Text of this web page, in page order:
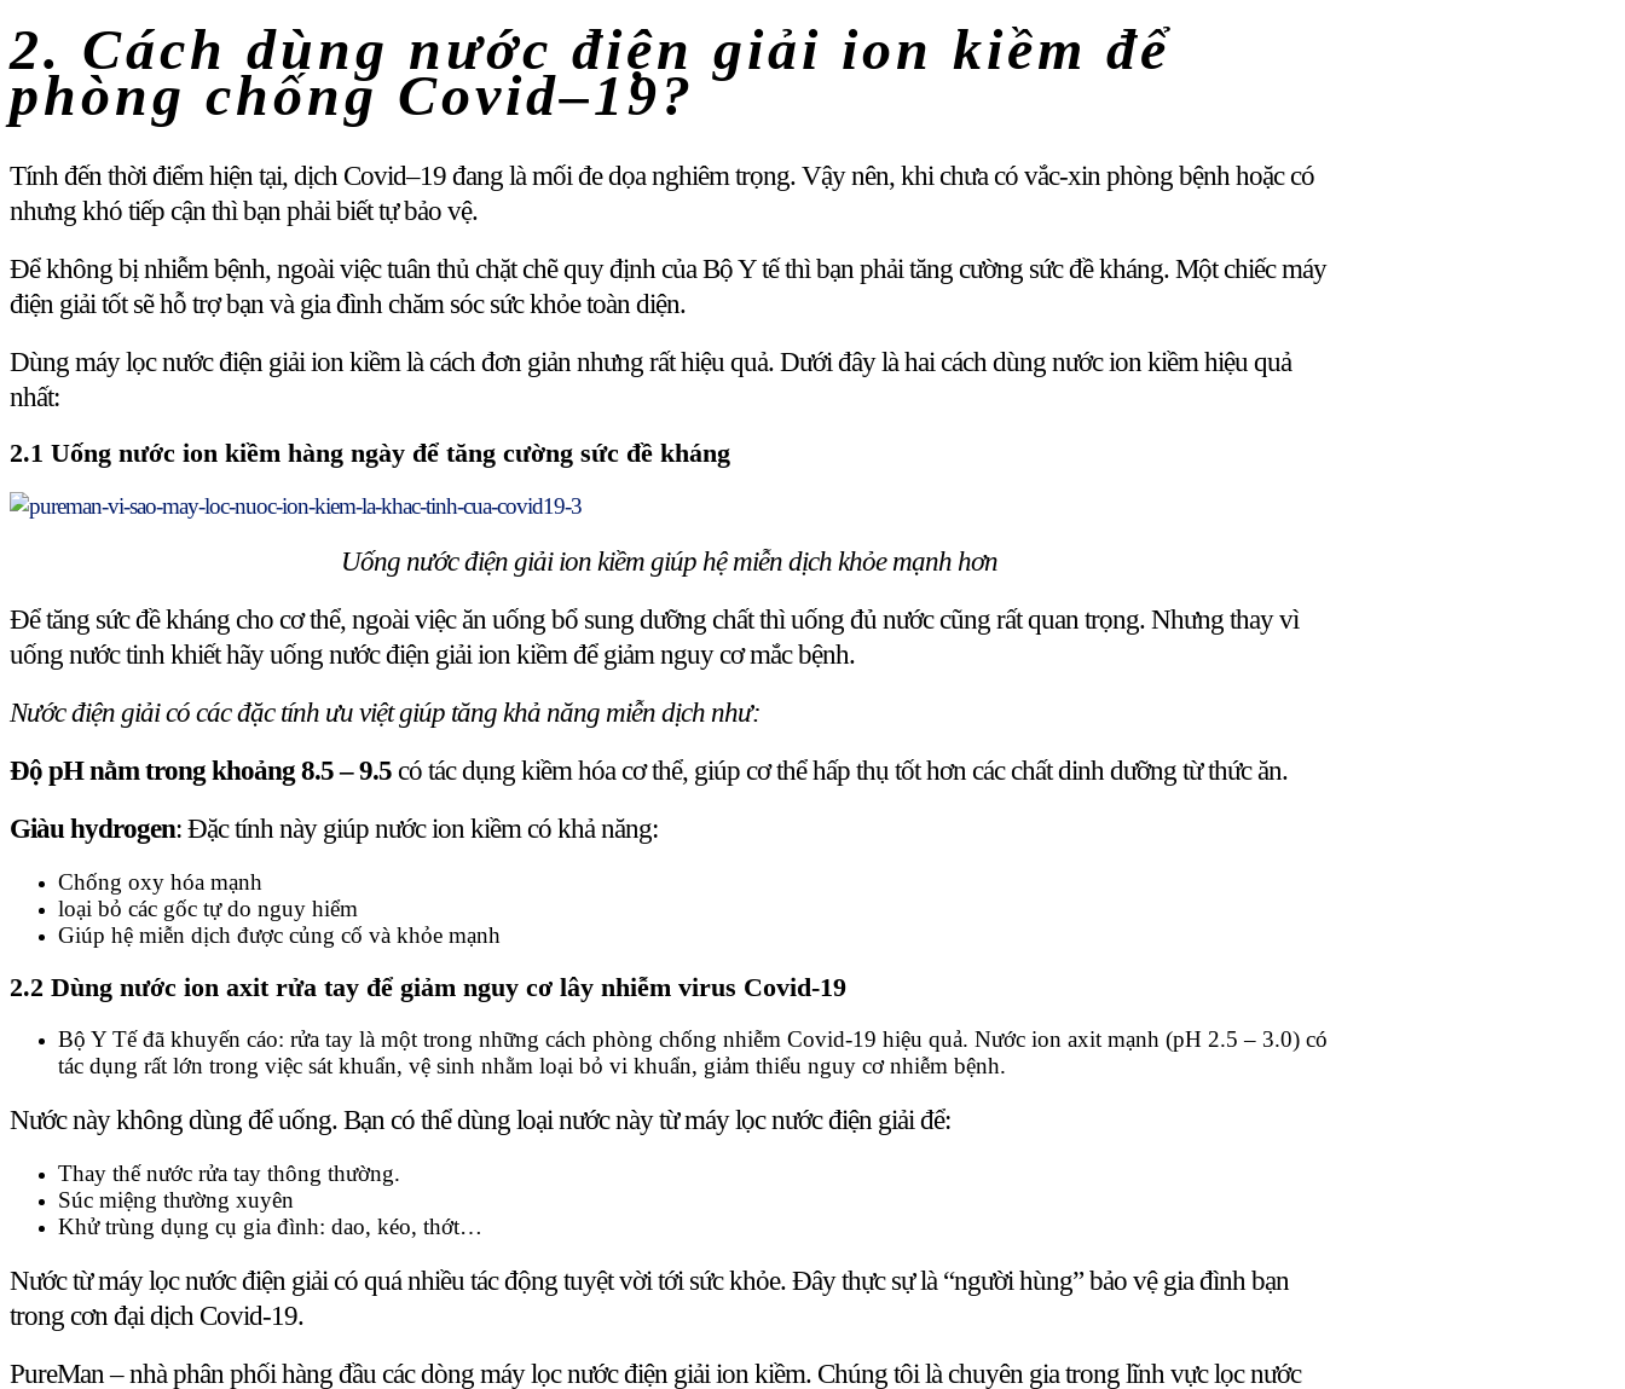
2. Cách dùng nước điện giải ion kiềm để
phòng chống Covid–19?
Tính đến thời điểm hiện tại, dịch Covid–19 đang là mối đe dọa nghiêm trọng. Vậy nên, khi chưa có vắc-xin phòng bệnh hoặc có
nhưng khó tiếp cận thì bạn phải biết tự bảo vệ.
Để không bị nhiễm bệnh, ngoài việc tuân thủ chặt chẽ quy định của Bộ Y tế thì bạn phải tăng cường sức đề kháng. Một chiếc máy
điện giải tốt sẽ hỗ trợ bạn và gia đình chăm sóc sức khỏe toàn diện.
Dùng máy lọc nước điện giải ion kiềm là cách đơn giản nhưng rất hiệu quả. Dưới đây là hai cách dùng nước ion kiềm hiệu quả
nhất:
2.1 Uống nước ion kiềm hàng ngày để tăng cường sức đề kháng
Uống nước điện giải ion kiềm giúp hệ miễn dịch khỏe mạnh hơn
Để tăng sức đề kháng cho cơ thể, ngoài việc ăn uống bổ sung dưỡng chất thì uống đủ nước cũng rất quan trọng. Nhưng thay vì
uống nước tinh khiết hãy uống nước điện giải ion kiềm để giảm nguy cơ mắc bệnh.
Nước điện giải có các đặc tính ưu việt giúp tăng khả năng miễn dịch như:
Độ pH nằm trong khoảng 8.5 – 9.5 có tác dụng kiềm hóa cơ thể, giúp cơ thể hấp thụ tốt hơn các chất dinh dưỡng từ thức ăn.
Giàu hydrogen: Đặc tính này giúp nước ion kiềm có khả năng:
Chống oxy hóa mạnh
loại bỏ các gốc tự do nguy hiểm
Giúp hệ miễn dịch được củng cố và khỏe mạnh
2.2 Dùng nước ion axit rửa tay để giảm nguy cơ lây nhiễm virus Covid-19
Bộ Y Tế đã khuyến cáo: rửa tay là một trong những cách phòng chống nhiễm Covid-19 hiệu quả. Nước ion axit mạnh (pH 2.5 – 3.0) có
tác dụng rất lớn trong việc sát khuẩn, vệ sinh nhằm loại bỏ vi khuẩn, giảm thiểu nguy cơ nhiễm bệnh.
Nước này không dùng để uống. Bạn có thể dùng loại nước này từ máy lọc nước điện giải để:
Thay thế nước rửa tay thông thường.
Súc miệng thường xuyên
Khử trùng dụng cụ gia đình: dao, kéo, thớt…
Nước từ máy lọc nước điện giải có quá nhiều tác động tuyệt vời tới sức khỏe. Đây thực sự là “người hùng” bảo vệ gia đình bạn
trong cơn đại dịch Covid-19.
PureMan – nhà phân phối hàng đầu các dòng máy lọc nước điện giải ion kiềm. Chúng tôi là chuyên gia trong lĩnh vực lọc nước